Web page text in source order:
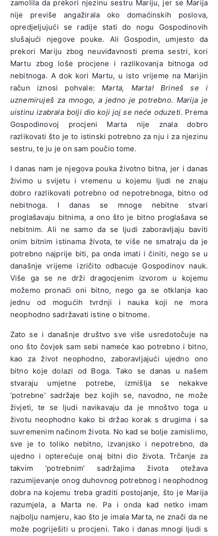
zamolila da prekori njezinu sestru Mariju, jer se Marija
nije previše angažirala oko domaćinskih poslova,
opredjeljujući se radije stati do nogu Gospodinovih
slušajući njegove pouke. Ali Gospodin, umjesto da
prekori Mariju zbog neuviđavnosti prema sestri, kori
Martu zbog loše procjene i razlikovanja bitnoga od
nebitnoga. A dok kori Martu, u isto vrijeme na Marijin
račun iznosi pohvale:Marta, Marta! Brineš se i
uznemiruješ za mnogo, a jedno je potrebno. Marija je
uistinu izabrala bolji dio koji joj se neće oduzeti. Prema
Gospodinovoj procjeni Marta nije znala dobro
razlikovati što je to istinski potrebno za nju i za njezinu
sestru, te ju je on sam poučio tome.
I danas nam je njegova pouka životno bitna, jer i danas
živimo u svijetu i vremenu u kojemu ljudi ne znaju
dobro razlikovati potrebno od nepotrebnoga, bitno od
nebitnoga. I danas se mnoge nebitne stvari
proglašavaju bitnima, a ono što je bitno proglašava se
nebitnim. Ali ne samo da se ljudi zaboravljaju baviti
onim bitnim istinama života, te više ne smatraju da je
potrebno najprije biti, pa onda imati i činiti, nego se u
današnje vrijeme izričito odbacuje Gospodinov nauk.
Više ga se ne drži dragocjenim izvorom u kojemu
možemo pronaći oni bitno, nego ga se otklanja kao
jednu od mogućih tvrdnji i nauka koji ne mora
neophodno sadržavati istine o bitnome.
Zato se i današnje društvo sve više usredotočuje na
ono što čovjek sam sebi nameće kao potrebno i bitno,
kao za život neophodno, zaboravljajući ujedno ono
bitno koje dolazi od Boga. Tako se danas u našem
stvaraju umjetne potrebe, izmišlja se nekakve
‘potrebne’ sadržaje bez kojih se, navodno, ne može
živjeti, te se ljudi navikavaju da je mnoštvo toga u
životu neophodno kako bi držao korak s drugima i sa
suvremenim načinom života. No kad se bolje zamislimo,
sve je to toliko nebitno, izvanjsko i nepotrebno, da
ujedno i opterećuje onaj bitni dio života. Trčanje za
takvim ‘potrebnim’ sadržajima života otežava
razumijevanje onog duhovnog potrebnog i neophodnog
dobra na kojemu treba graditi postojanje, što je Marija
razumjela, a Marta ne. Pa i onda kad netko imam
najbolju namjeru, kao što je imala Marta, ne znači da ne
može pogriješiti u procjeni. Tako i danas mnogi ljudi s